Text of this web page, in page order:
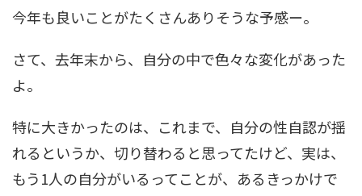
今年も良いことがたくさんありそうな予感ー。
さて、去年末から、自分の中で色々な変化があった
よ。
特に大きかったのは、これまで、自分の性自認が揺
れるというか、切り替わると思ってたけど、実は、
もう1人の自分がいるってことが、あるきっかけで